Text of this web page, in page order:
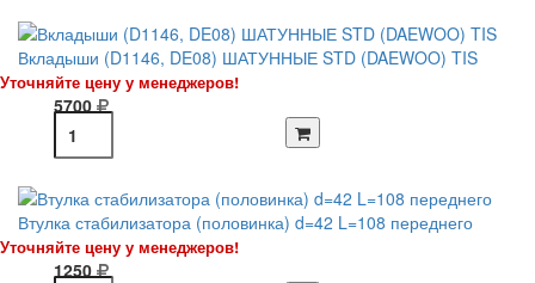
Вкладыши (D1146, DE08) ШАТУННЫЕ STD (DAEWOO) TIS
Уточняйте цену у менеджеров!
5700
Втулка стабилизатора (половинка) d=42 L=108 переднего
Уточняйте цену у менеджеров!
1250